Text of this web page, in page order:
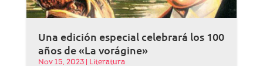
Una edición especial celebrará los 100
años de «La vorágine»
Nov 15, 2023| Literatura